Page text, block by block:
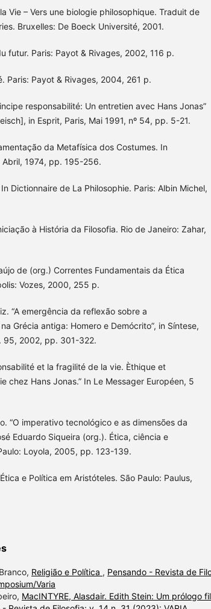
la Vie – Vers une biologie philosophique. Traduit de
Bruxelles: De Boeck Université, 2001.
futur. Paris: Payot & Rivages, 2002, 116 p.
Paris: Payot & Rivages, 2004, 261 p.
responsabilité: Un entretien avec Hans Jonas”
in Esprit, Paris, Mai 1991, nº 54, pp. 5-21.
da Metafísica dos Costumes. In
Abril, 1974, pp. 195-256.
In Dictionnaire de La Philosophie. Paris: Albin Michel,
à História da Filosofia. Rio de Janeiro: Zahar,
de (org.) Correntes Fundamentais da Ética
Vozes, 2000, 255 p.
“A emergência da reflexão sobre a
Grécia antiga: Homero e Demócrito”, in Síntese,
95, 2002, pp. 301-322.
et la fragilité de la vie. Èthique et
chez Hans Jonas.” In Le Messager Européen, 5
“O imperativo tecnológico e as dimensões da
Eduardo Siqueira (org.). Ética, ciência e
Loyola, 2005, pp. 123-139.
e Política em Aristóteles. São Paulo: Paulus,
Religião e Política , Pensando - Revista de
Varia
MacINTYRE, Alasdair. Edith Stein: Um prólogo